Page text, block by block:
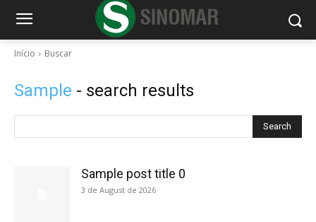
Início Buscar
Sample - search results
Search
Sample post title 0
3 de August de 2026